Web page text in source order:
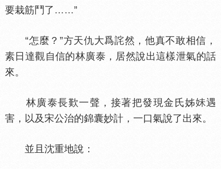
要栽筋鬥了……”
“怎麼？”方天仇大爲詫然，他真不敢相信，
素日達觀自信的林廣泰，居然說出這樣泄氣的話
來。
林廣泰長歎一聲，接著把發現金氏姊
遇
害，以及宋公治的錦囊妙計，一口氣說了出來。
並且沈重地說：